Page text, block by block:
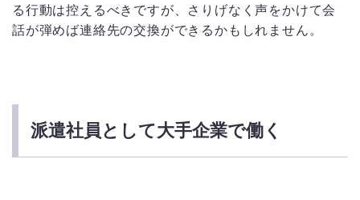
る行動は控えるべきですが、さりげなく声をかけて会
話が弾めば連絡先の交換ができるかもしれません。
派遣社員として大手企業で働く